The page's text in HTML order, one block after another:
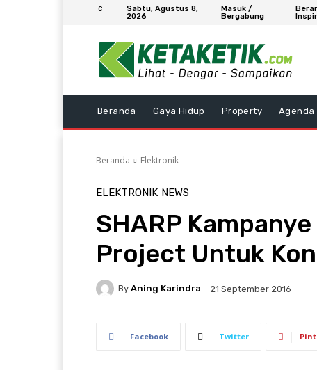
C
Sabtu, Agustus 8,
2026
Masuk /
Bergabung
Beranda Gaya Hidup Property Agenda
Beranda Elektronik
ELEKTRONIK NEWS
​SHARP
Project Untuk
By Aning Karindra 21 September 2016
Facebook Twitter